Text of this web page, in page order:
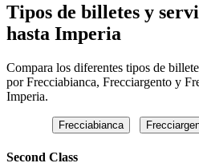
Tipos de billetes y
hasta Imperia
Compara los diferentes tipos de
por Frecciabianca, Frecciargento y
Imperia.
Frecciabianca
Second Class